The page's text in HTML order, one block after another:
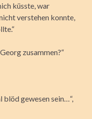
küsste, war
verstehen konnte,
zusammen?“
blöd gewesen sein…“,